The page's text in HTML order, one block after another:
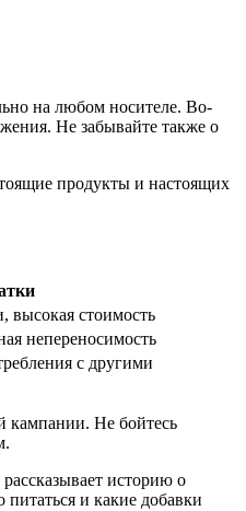
на любом носителе. Во-
Не забывайте также о
продукты и настоящих
высокая стоимость
непереносимость
с другими
кампании. Не бойтесь
историю о
и какие добавки